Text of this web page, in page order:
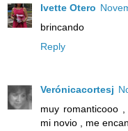
Ivette Otero
brincando
Reply
Verónicacortesj
muy romanticooo
mi novio , me